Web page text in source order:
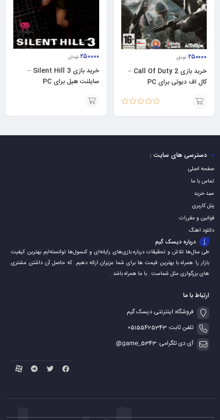
۲۵۰۰۰۰ تومان
خرید بازی Call Of Duty 2 –
کال اف دیوتی برای PC
۲۵۰۰۰۰ تومان
خرید بازی Silent Hill 3 –
سایلنت هیل برای PC
دسترسی های سایت :
صفحه اصلی
تماس با ما
سبد خرید
پنل کاربری
قوانین و مقررات
دانلود اهنگ
درباره دیسک گیم
طی سال‌ها تلاش و تحقیقات درباره بازی‌های رایانه‌ای و کنسول‌ها توانسته‌ایم بهترین کیفیت
بازار را همراه با بهترین قیمت ها برای شما عزیزان ارائه دهیم. که حاصل آن داشتن مشتری
های بزرگواری مثل شماست . با ما همراه باشد .
ارتباط با ما
فروشگاه اینترنتی دیسک گیم
تلفن ثابت: 05155425343
آی دی تلگرامی: game_5343@